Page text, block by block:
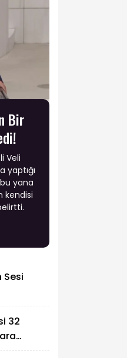
Bir
Veli
yaptığı
yana
kendisi
Sesi
32